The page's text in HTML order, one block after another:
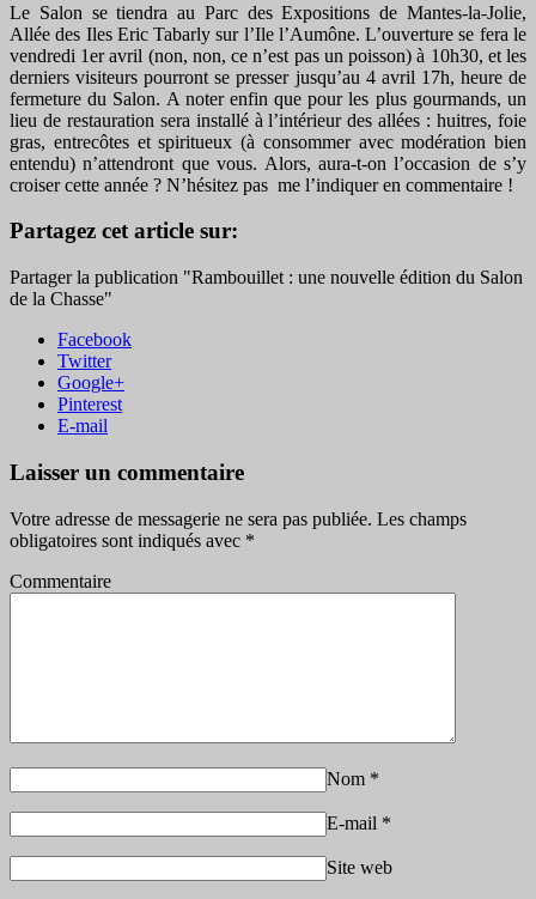
Le Salon se tiendra au Parc des Expositions de Mantes-la-Jolie,
Allée des Iles Eric Tabarly sur l’Ile l’Aumône. L’ouverture se fera le
vendredi 1er avril (non, non, ce n’est pas un poisson) à 10h30, et les
derniers visiteurs pourront se presser jusqu’au 4 avril 17h, heure de
fermeture du Salon. A noter enfin que pour les plus gourmands, un
lieu de restauration sera installé à l’intérieur des allées : huitres, foie
gras, entrecôtes et spiritueux (à consommer avec modération bien
entendu) n’attendront que vous. Alors, aura-t-on l’occasion de s’y
croiser cette année ? N’hésitez pas me l’indiquer en commentaire !
Partagez cet article sur:
Partager la publication "Rambouillet : une nouvelle édition du Salon
de la Chasse"
Facebook
Twitter
Google+
Pinterest
E-mail
Laisser un commentaire
Votre adresse de messagerie ne sera pas publiée. Les champs
obligatoires sont indiqués avec *
Commentaire
Nom *
E-mail *
Site web